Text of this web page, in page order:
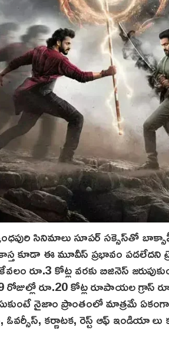
సినిమాలు సూపర్ సక్సెస్‌తో
కూడా ఈ మూవీస్ ప్రభావం పడలేదని
రూ.3 కోట్ల వరకు బిజినెస్‌
రూ.20 కోట్ల రూపాయల గ్రాస్
నైజాం ప్రాంతంలో మాత్రమే ఏకంగా
కర్ణాటక, రెస్ట్ ఆఫ్ ఇండియా లు